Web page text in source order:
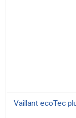
Vaillant ecoTec